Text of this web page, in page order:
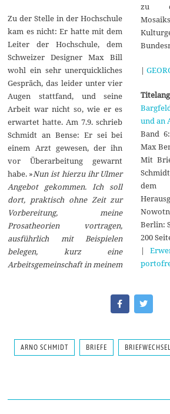
Zu der Stelle in der Hochschule
kam es nicht: Er hatte mit dem
Leiter der Hochschule, dem
Schweizer Designer Max Bill
wohl ein sehr unerquickliches
Gespräch, das leider unter vier
Augen stattfand, und seine
Arbeit war nicht so, wie er es
erwartet hatte. Am 7.9. schrieb
Schmidt an Bense: Er sei bei
einem Arzt gewesen, der ihn
vor Überarbeitung gewarnt
habe. »Nun ist hierzu ihr Ulmer
Angebot gekommen. Ich soll
dort, praktisch ohne Zeit zur
Vorbereitung, meine
Prosatheorien vortragen,
ausführlich mit Beispielen
belegen, kurz eine
Arbeitsgemeinschaft in meinem
zu
|
und an
Band
Max
Mit
Berlin:
200
|
ARNO SCHMIDT BRIEFE BRIEFWECHSEL